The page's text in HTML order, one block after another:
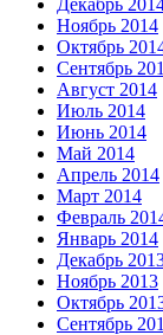
Ноябрь 2014
Октябрь
Сентябрь
Август 2014
Июль 2014
Июнь 2014
Май 2014
Апрель 2014
Март 2014
Февраль
Январь 2014
Декабрь
Ноябрь 2013
Октябрь
Сентябрь